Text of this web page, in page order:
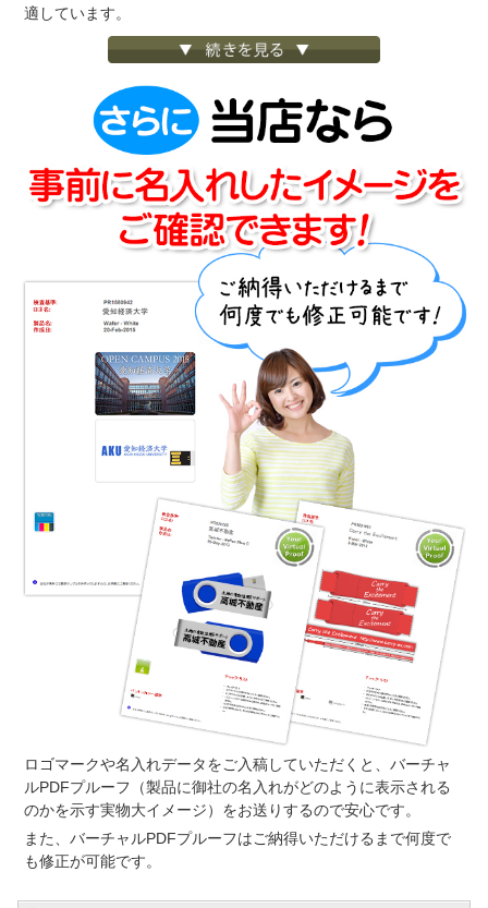
適しています。
ロゴマークや名入れデータをご入稿していただくと、バーチャ
ルPDFプルーフ（製品に御社の名入れがどのように表示される
のかを示す実物大イメージ）をお送りするので安心です。
また、バーチャルPDFプルーフはご納得いただけるまで何度で
も修正が可能です。